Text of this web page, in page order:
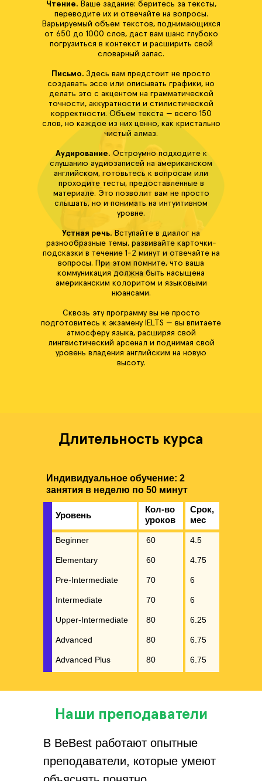
Чтение. Ваше задание: беритесь за тексты,
переводите их и отвечайте на вопросы.
Варьируемый объем текстов, поднимающихся
от 650 до 1000 слов, даст вам шанс глубоко
погрузиться в контекст и расширить свой
словарный запас.
Письмо. Здесь вам предстоит не просто
создавать эссе или описывать графики, но
делать это с акцентом на грамматической
точности, аккуратности и стилистической
корректности. Объем текста — всего 150
слов, но каждое из них ценно, как кристально
чистый алмаз.
Аудирование. Остроумно подходите к
слушанию аудиозаписей на американском
английском, готовьтесь к вопросам или
проходите тесты, предоставленные в
материале. Это позволит вам не просто
слышать, но и понимать на интуитивном
уровне.
Устная речь. Вступайте в диалог на
разнообразные темы, развивайте карточки-
подсказки в течение 1-2 минут и отвечайте на
вопросы. При этом помните, что ваша
коммуникация должна быть насыщена
американским колоритом и языковыми
нюансами.
Сквозь эту программу вы не просто
подготовитесь к экзамену IELTS — вы впитаете
атмосферу языка, расширяя свой
лингвистический арсенал и поднимая свой
уровень владения английским на новую
высоту.
Длительность курса
Индивидуальное обучение: 2
занятия в неделю по 50 минут
Уровень
Кол-во
уроков
Срок,
мес
Beginner 60 4.5
Elementary 60 4.75
Pre-Intermediate 70 6
Intermediate 70 6
Upper-Intermediate 80 6.25
Advanced 80 6.75
Advanced Plus 80 6.75
Наши преподаватели
В BeBest работают опытные
преподаватели, которые умеют